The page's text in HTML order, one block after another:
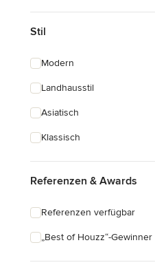
Stil
Modern
Landhausstil
Asiatisch
Klassisch
Referenzen & Awards
Referenzen verfügbar
„Best of Houzz“-Gewinner